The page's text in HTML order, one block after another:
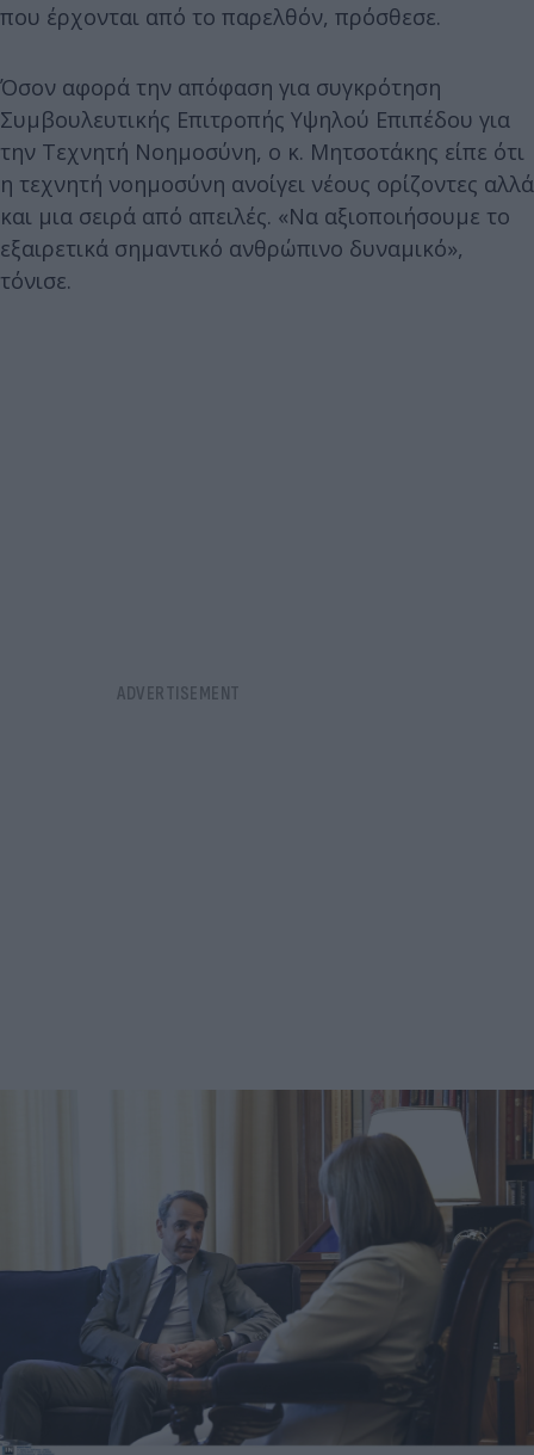
που έρχονται από το παρελθόν, πρόσθεσε.
Όσον αφορά την απόφαση για συγκρότηση
Συμβουλευτικής Επιτροπής Υψηλού Επιπέδου για
την Τεχνητή Νοημοσύνη, ο κ. Μητσοτάκης είπε ότι
η τεχνητή νοημοσύνη ανοίγει νέους ορίζοντες αλλά
και μια σειρά από απειλές. «Να αξιοποιήσουμε το
εξαιρετικά σημαντικό ανθρώπινο δυναμικό»,
τόνισε.